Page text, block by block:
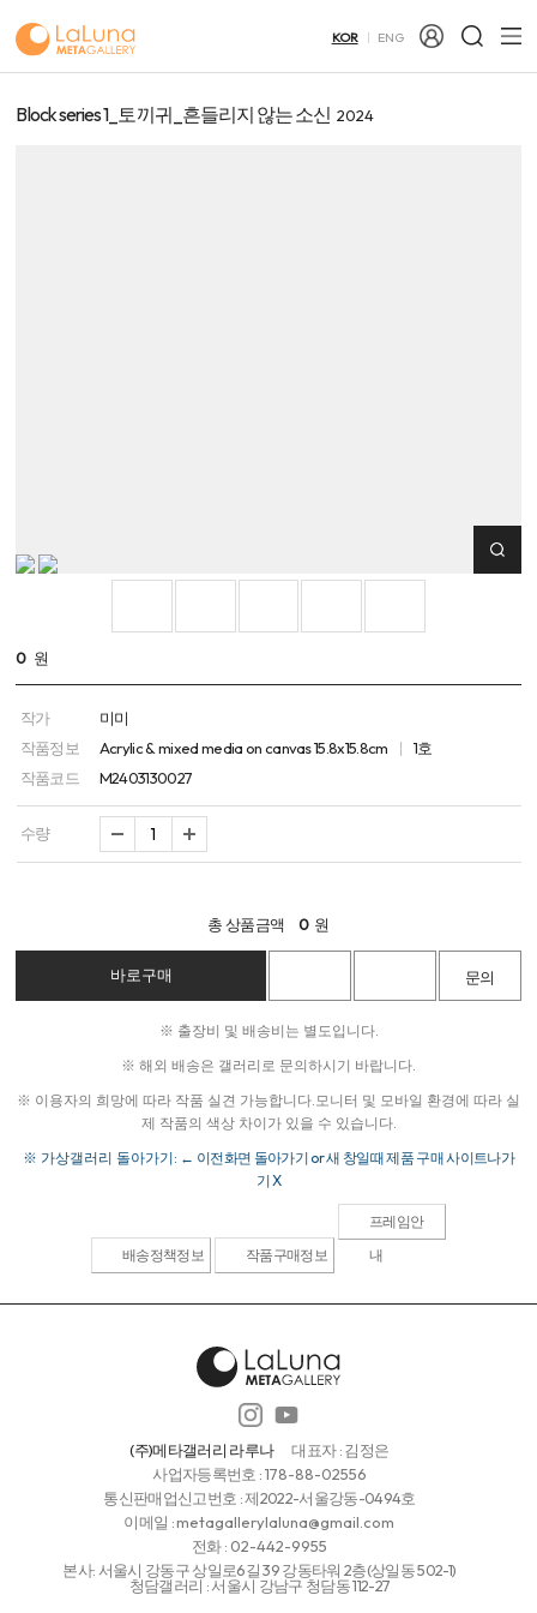
KOR ENG
Block series 1_토끼귀_흔들리지 않는 소신 2024
0 원
작가
미미
작품정보
Acrylic & mixed media on canvas 15.8x15.8cm
1호
작품코드
M2403130027
수량
총 상품금액 0 원
※ 출장비 및 배송비는 별도입니다.
※ 해외 배송은 갤러리로 문의하시기 바랍니다.
※ 이용자의 희망에 따라 작품 실견 가능합니다. 모니터 및 모바일 환경에 따라 실
제 작품의 색상 차이가 있을 수 있습니다.
※ 가상갤러리 돌아가기: ← 이전화면 돌아가기 or 새 창일때 제품 구매 사이트나가
기 X
배송정책정보 작품구매정보
프레임안
내
(주)메타갤러리 라루나
대표자 : 김정은
사업자등록번호 :178-88-02556
통신판매업신고번호 : 제2022-서울강동-0494호
이메일 :metagallerylaluna@gmail.com
전화 : 02-442-9955
본사: 서울시 강동구 상일로6길 39 강동타워 2층(상일동 502-1)
청담갤러리 : 서울시 강남구 청담동 112-27